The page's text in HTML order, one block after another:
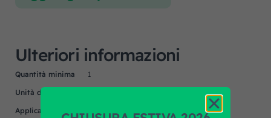
Ulteriori informazioni
Quantità minima
1
Unità di misura
Applicazione